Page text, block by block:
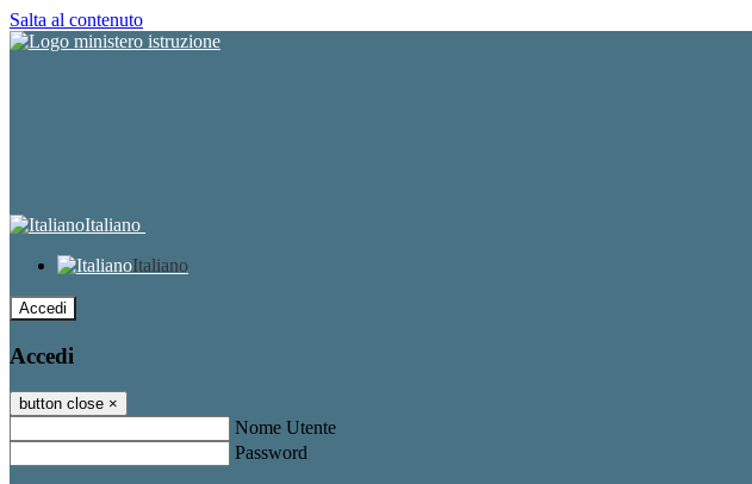
Salta al contenuto
Italiano
Italiano
Accedi
Accedi
button close ×
Nome Utente
Password